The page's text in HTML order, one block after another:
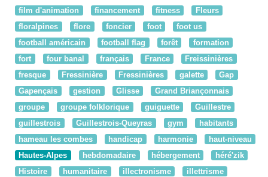
film d'animation
financement fitness
Fleurs
floralpines
flore foncier foot
foot us
football américain
football flag forêt
formation
fort
four banal français France
Freissinières
fresque
Fressinière Fressinières galette
Gap
Gapençais
gestion Glisse
Grand Briançonnais
groupe
groupe folklorique guiguette
Guillestre
guillestrois
Guillestrois-Queyras gym
habitants
hameau les combes
handicap harmonie
haut-niveau
Hautes-Alpes
hebdomadaire hébergement
héré'zik
Histoire
humanitaire illectronisme
illettrisme